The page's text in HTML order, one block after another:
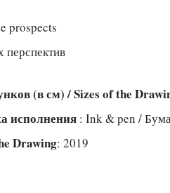
prospects
(в см) / Sizes of the
исполнения : Ink & pen /
Drawing: 2019